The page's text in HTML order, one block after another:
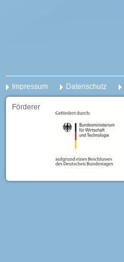
Impressum Datenschutz
Förderer